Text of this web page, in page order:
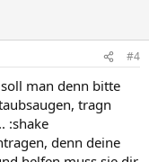
#4
man denn bitte
tragn
:shake
denn deine